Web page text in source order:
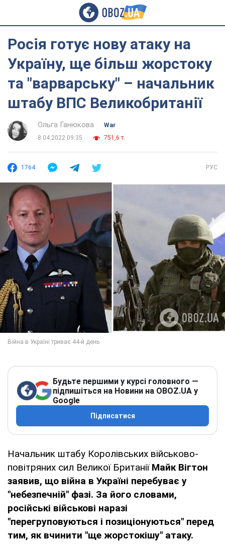
Росія готує нову атаку на
Україну, ще більш жорстоку
та "варварську" – начальник
штабу ВПС Великобританії
Ольга Ганюкова
War
8.04.2022 09:35
751,6 т.
1764 РУС
Будьте першими у курсі головного —
підпишіться на Новини на OBOZ.UA у
Google
Підписатися
Начальник штабу Королівських військово-
повітряних сил Великої Британії Майк Вігтон
заявив, що війна в Україні перебуває у
"небезпечній" фазі. За його словами,
російські військові наразі
"перегруповуються і позиціонуються" перед
тим, як вчинити "ще жорстокішу" атаку.